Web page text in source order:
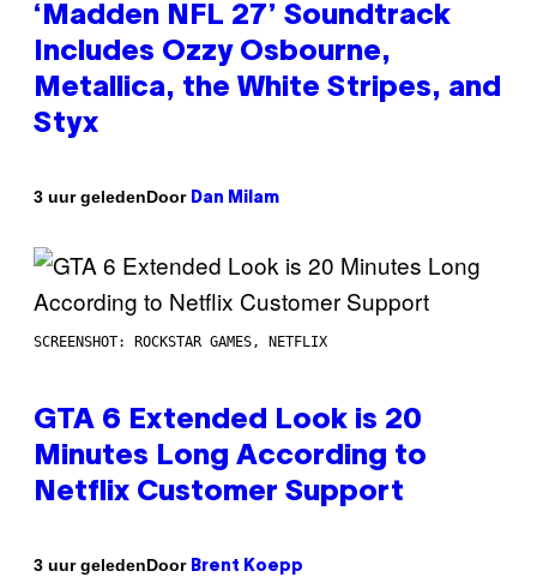
‘Madden NFL 27’ Soundtrack
Includes Ozzy Osbourne,
Metallica, the White Stripes, and
Styx
3 uur geledenDoor Dan Milam
SCREENSHOT: ROCKSTAR GAMES, NETFLIX
GTA 6 Extended Look is 20
Minutes Long According to
Netflix Customer Support
3 uur geledenDoor Brent Koepp